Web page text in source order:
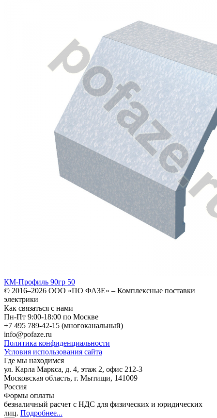
КМ-Профиль 90гр 50
© 2016–2026 ООО «ПО ФАЗЕ» – Комплексные поставки
электрики
Как связаться с нами
Пн-Пт 9:00-18:00 по Москве
+7 495 789-42-15 (многоканальный)
info@pofaze.ru
Политика конфиденциальности
Условия использования сайта
Где мы находимся
ул. Карла Маркса, д. 4, этаж 2, офис 212-3
Московская область, г. Мытищи, 141009
Россия
Формы оплаты
безналичный расчет с НДС для физических и юридических
лиц. Подробнее...